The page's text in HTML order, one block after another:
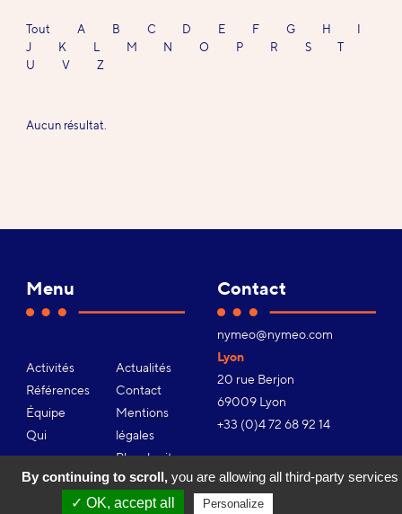
Tout A B C D E F G H
I
J
K L M N O P R S
T
U
V Z
Aucun résultat.
Menu
Activités
Références
Équipe
Qui
sommes-
nous ?
Actualités
Contact
Mentions
légales
Plan du site
Gestion des
cookies
Contact
Adresse
e-
mail :
nymeo@nymeo.com
Lyon
20 rue Berjon
69009 Lyon
Téléphone :
+33 (0)4 72 68 92 14
YoutubeFacebook
By continuing to scroll, you are allowing all third-party services
✓ OK, accept all
Personalize